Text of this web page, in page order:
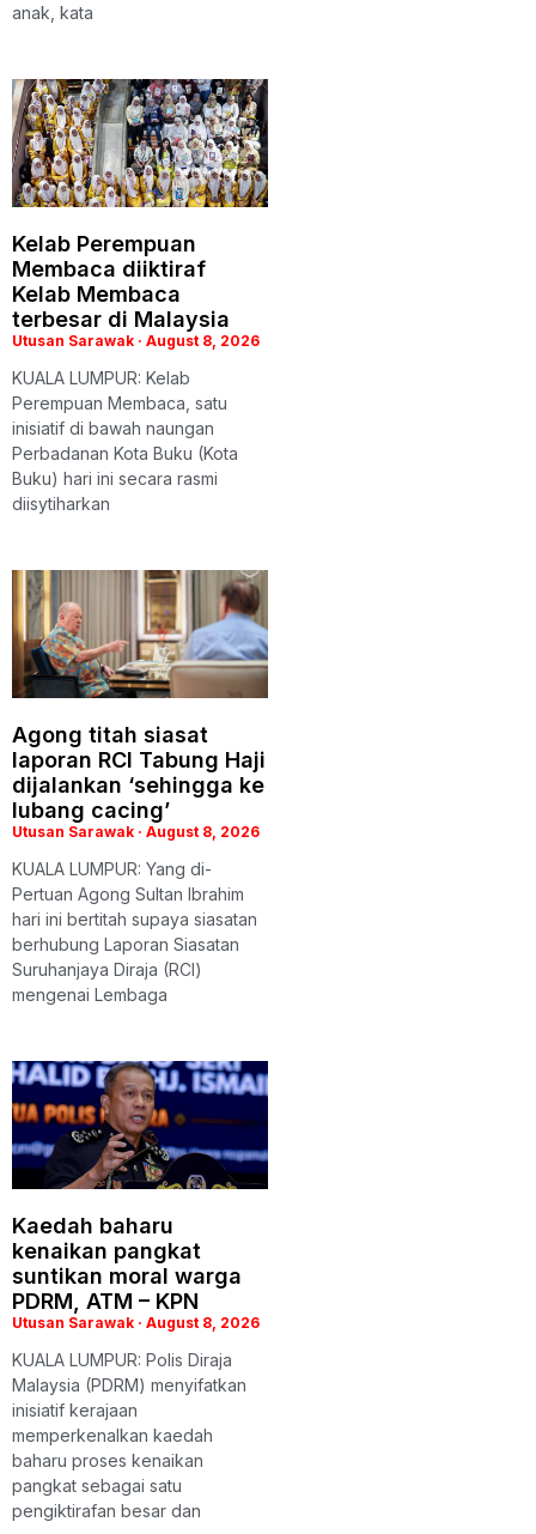
anak, kata
Kelab Perempuan
Membaca diiktiraf
Kelab Membaca
terbesar di Malaysia
Utusan Sarawak August 8, 2026
KUALA LUMPUR: Kelab
Perempuan Membaca, satu
inisiatif di bawah naungan
Perbadanan Kota Buku (Kota
Buku) hari ini secara rasmi
diisytiharkan
Agong titah siasat
laporan RCI Tabung Haji
dijalankan ‘sehingga ke
lubang cacing’
Utusan Sarawak August 8, 2026
KUALA LUMPUR: Yang di-
Pertuan Agong Sultan Ibrahim
hari ini bertitah supaya siasatan
berhubung Laporan Siasatan
Suruhanjaya Diraja (RCI)
mengenai Lembaga
Kaedah baharu
kenaikan pangkat
suntikan moral warga
PDRM, ATM – KPN
Utusan Sarawak August 8, 2026
KUALA LUMPUR: Polis Diraja
Malaysia (PDRM) menyifatkan
inisiatif kerajaan
memperkenalkan kaedah
baharu proses kenaikan
pangkat sebagai satu
pengiktirafan besar dan